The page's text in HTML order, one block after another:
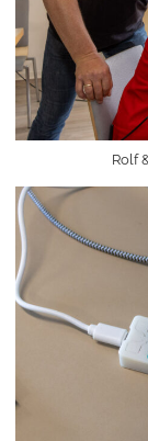
Rolf